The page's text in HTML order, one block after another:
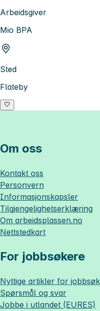
Arbeidsgiver
Mio BPA
Sted
Flateby
Om oss
Kontakt oss
Personvern
Informasjonskapsler
Tilgjengelighetserklæring
Om arbeidsplassen.no
Nettstedkart
For jobbsøkere
Nyttige artikler for
Spørsmål og svar
Jobbe i utlandet (EURES)